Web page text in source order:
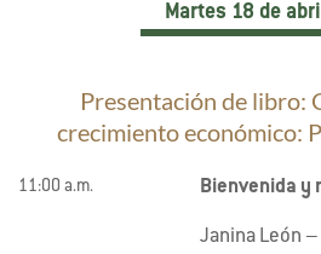
Martes 18 de
Presentación de libro:
crecimiento económico:
11:00 a.m. Bienvenida y
Janina León